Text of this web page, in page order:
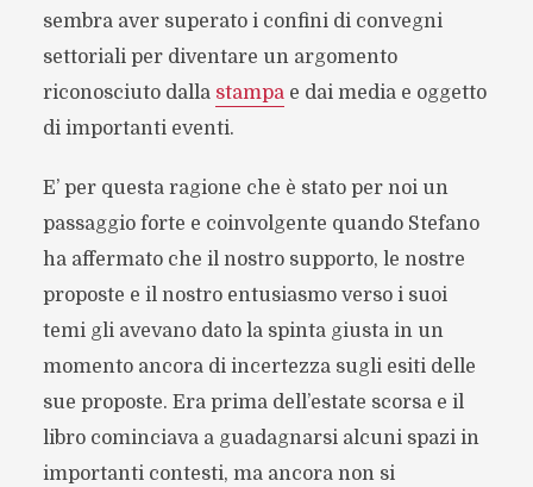
sembra aver superato i confini di convegni
settoriali per diventare un argomento
riconosciuto dalla stampae dai media e oggetto
di importanti eventi.
E’ per questa ragione che è stato per noi un
passaggio forte e coinvolgente quando Stefano
ha affermato che il nostro supporto, le nostre
proposte e il nostro entusiasmo verso i suoi
temi gli avevano dato la spinta giusta in un
momento ancora di incertezza sugli esiti delle
sue proposte. Era prima dell’estate scorsa e il
libro cominciava a guadagnarsi alcuni spazi in
importanti contesti, ma ancora non si